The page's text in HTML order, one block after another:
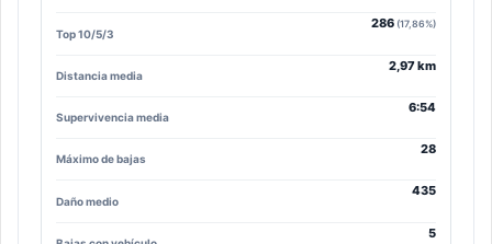
Top 10/5/3
286 (17,86%)
Distancia media
2,97 km
Supervivencia media
6:54
Máximo de bajas
28
Daño medio
435
5